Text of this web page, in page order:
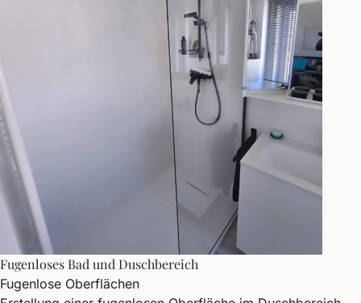
Fugenloses Bad und Duschbereich
Fugenlose Oberflächen